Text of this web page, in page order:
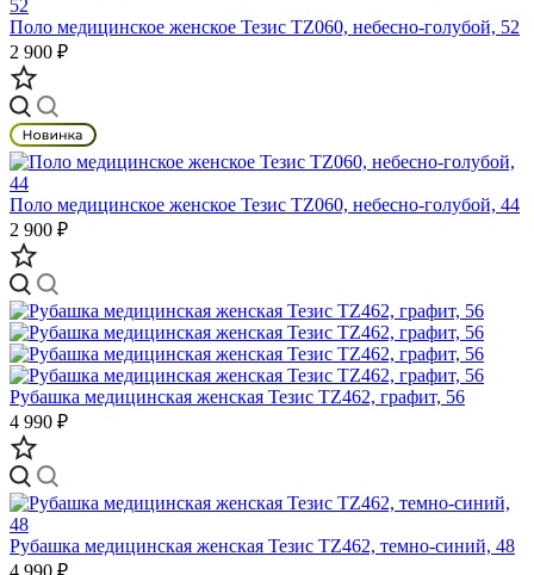
Поло медицинское женское Тезис TZ060, небесно-голубой, 52
2 900 ₽
Поло медицинское женское Тезис TZ060, небесно-голубой, 44
2 900 ₽
Рубашка медицинская женская Тезис TZ462, графит, 56
4 990 ₽
Рубашка медицинская женская Тезис TZ462, темно-синий, 48